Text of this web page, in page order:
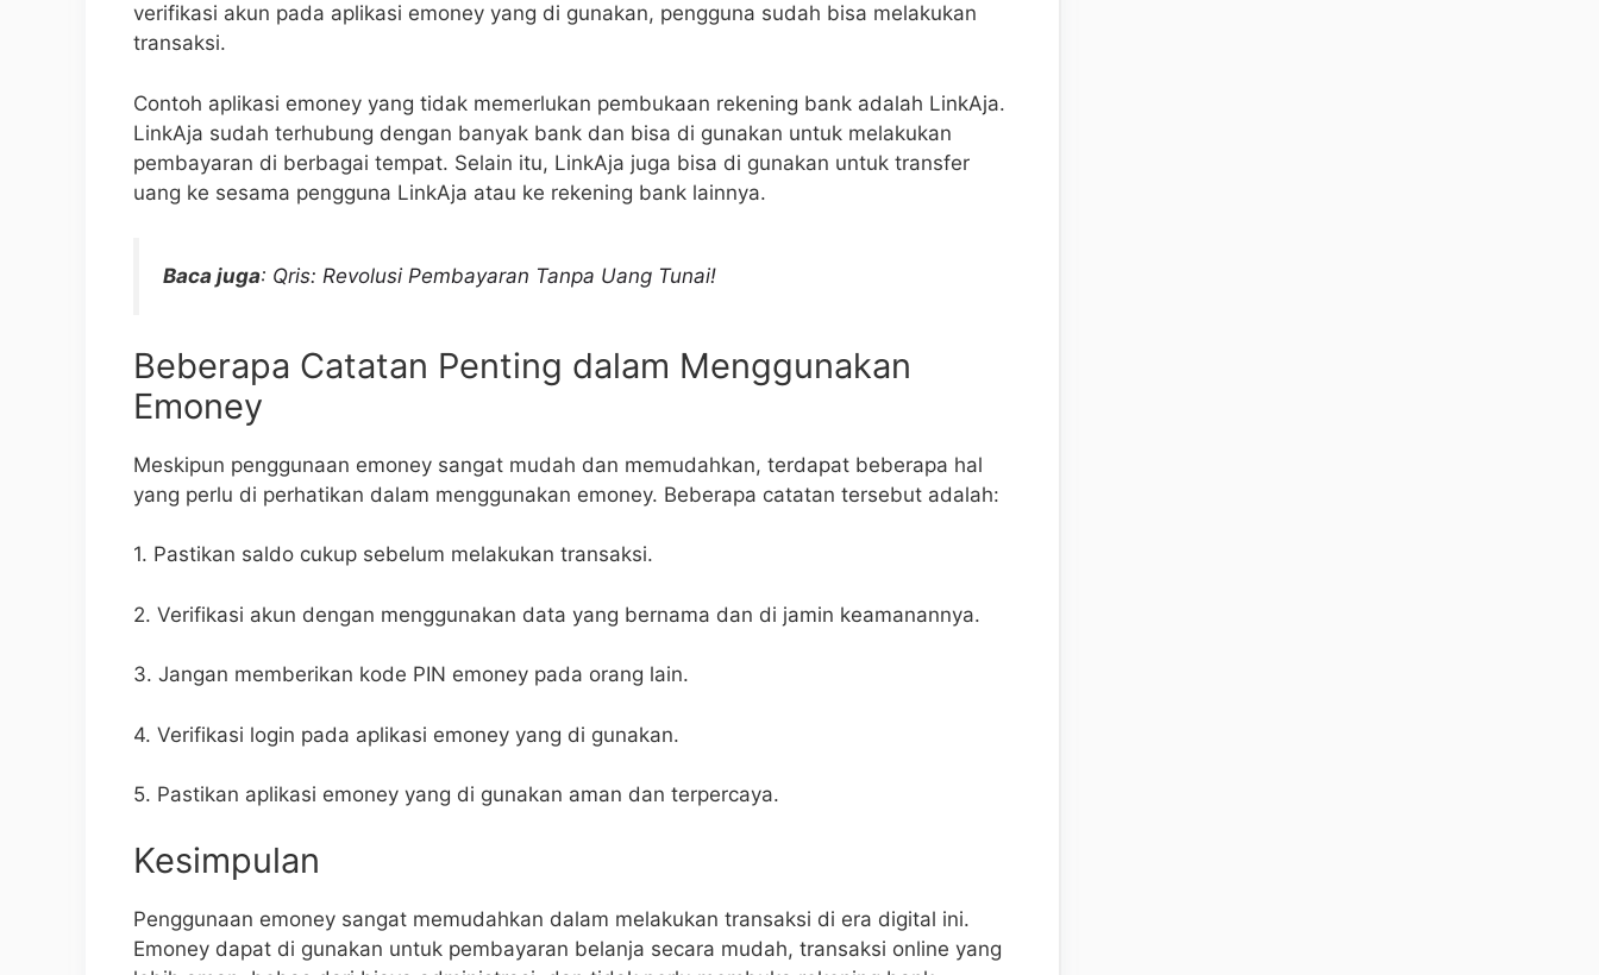
verifikasi akun pada aplikasi emoney yang di gunakan, pengguna sudah bisa melakukan
transaksi.
Contoh aplikasi emoney yang tidak memerlukan pembukaan rekening bank adalah LinkAja.
LinkAja sudah terhubung dengan banyak bank dan bisa di gunakan untuk melakukan
pembayaran di berbagai tempat. Selain itu, LinkAja juga bisa di gunakan untuk transfer
uang ke sesama pengguna LinkAja atau ke rekening bank lainnya.
Baca juga: Qris: Revolusi Pembayaran Tanpa Uang Tunai!
Beberapa Catatan Penting dalam Menggunakan
Emoney
Meskipun penggunaan emoney sangat mudah dan memudahkan, terdapat beberapa hal
yang perlu di perhatikan dalam menggunakan emoney. Beberapa catatan tersebut adalah:
1. Pastikan saldo cukup sebelum melakukan transaksi.
2. Verifikasi akun dengan menggunakan data yang bernama dan di jamin keamanannya.
3. Jangan memberikan kode PIN emoney pada orang lain.
4. Verifikasi login pada aplikasi emoney yang di gunakan.
5. Pastikan aplikasi emoney yang di gunakan aman dan terpercaya.
Kesimpulan
Penggunaan emoney sangat memudahkan dalam melakukan transaksi di era digital ini.
Emoney dapat di gunakan untuk pembayaran belanja secara mudah, transaksi online yang